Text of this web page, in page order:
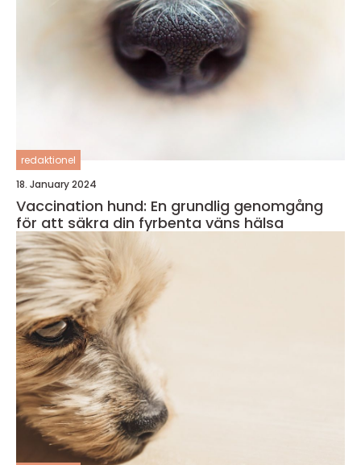
redaktionel
18. January 2024
Vaccination hund: En grundlig genomgång
för att säkra din fyrbenta väns hälsa